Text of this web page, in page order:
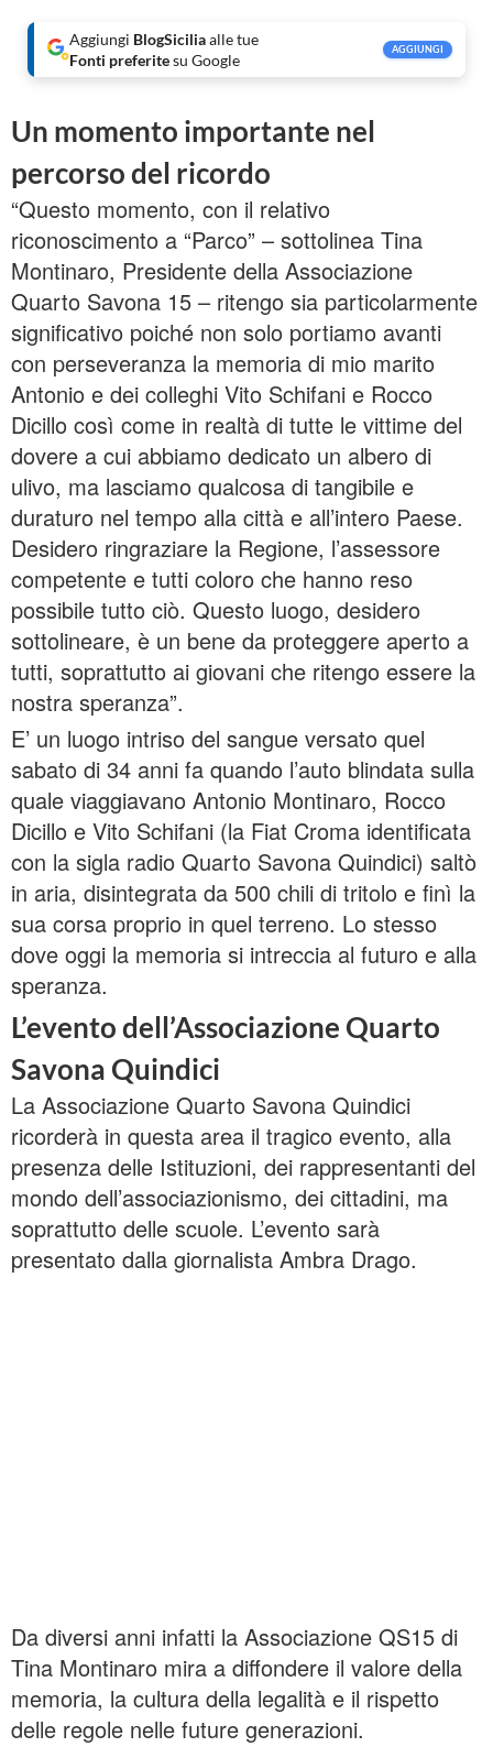
Aggiungi BlogSiciliaalle tue
Fonti preferitesu Google
AGGIUNGI
Un momento importante nel
percorso del ricordo
“Questo momento, con il relativo
riconoscimento a “Parco” – sottolinea Tina
Montinaro, Presidente della Associazione
Quarto Savona 15 – ritengo sia particolarmente
significativo poiché non solo portiamo avanti
con perseveranza la memoria di mio marito
Antonio e dei colleghi Vito Schifani e Rocco
Dicillo così come in realtà di tutte le vittime del
dovere a cui abbiamo dedicato un albero di
ulivo, ma lasciamo qualcosa di tangibile e
duraturo nel tempo alla città e all’intero Paese.
Desidero ringraziare la Regione, l’assessore
competente e tutti coloro che hanno reso
possibile tutto ciò. Questo luogo, desidero
sottolineare, è un bene da proteggere aperto a
tutti, soprattutto ai giovani che ritengo essere la
nostra speranza”.
E’ un luogo intriso del sangue versato quel
sabato di 34 anni fa quando l’auto blindata sulla
quale viaggiavano Antonio Montinaro, Rocco
Dicillo e Vito Schifani (la Fiat Croma identificata
con la sigla radio Quarto Savona Quindici) saltò
in aria, disintegrata da 500 chili di tritolo e finì la
sua corsa proprio in quel terreno. Lo stesso
dove oggi la memoria si intreccia al futuro e alla
speranza.
L’evento dell’Associazione Quarto
Savona Quindici
La Associazione Quarto Savona Quindici
ricorderà in questa area il tragico evento, alla
presenza delle Istituzioni, dei rappresentanti del
mondo dell’associazionismo, dei cittadini, ma
soprattutto delle scuole. L’evento sarà
presentato dalla giornalista Ambra Drago.
Da diversi anni infatti la Associazione QS15 di
Tina Montinaro mira a diffondere il valore della
memoria, la cultura della legalità e il rispetto
delle regole nelle future generazioni.